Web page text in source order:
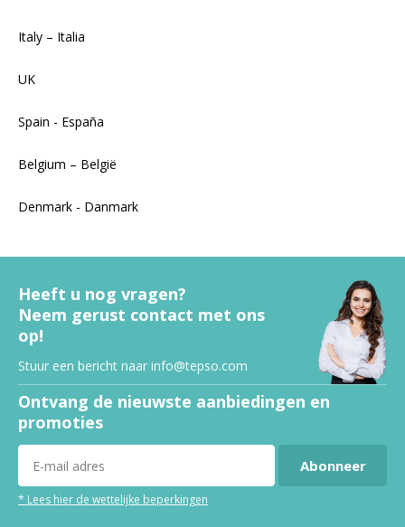
Italy – Italia
UK
Spain - España
Belgium – België
Denmark - Danmark
Heeft u nog vragen?
Neem gerust contact met ons
op!
Stuur een bericht naar info@tepso.com
Ontvang de nieuwste aanbiedingen en
promoties
Abonneer
* Lees hier de wettelijke beperkingen